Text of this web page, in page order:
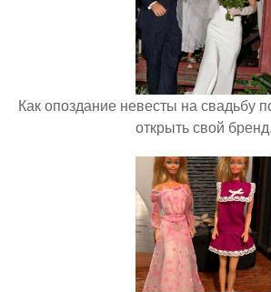
Как опоздание невесты на свадьбу
открыть свой бренд.